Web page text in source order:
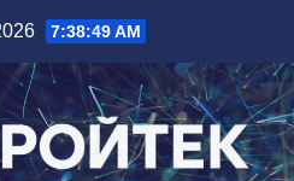
7:38:50 AM